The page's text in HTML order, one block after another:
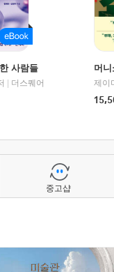
사람들
더스퀘어
머
중고샵